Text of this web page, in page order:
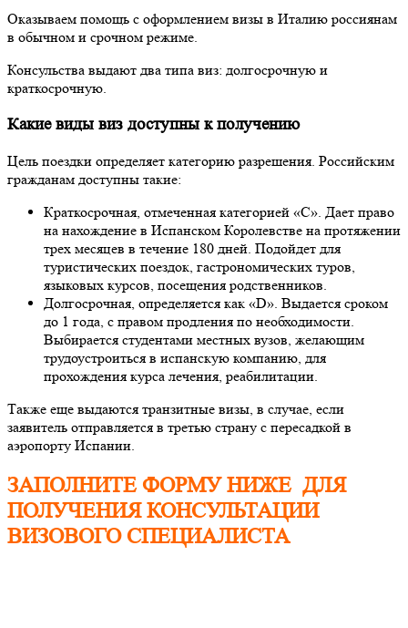
Оказываем помощь с оформлением визы в Италию россиянам
в обычном и срочном режиме.
Консульства выдают два типа виз: долгосрочную и
краткосрочную.
Какие виды виз доступны к получению
Цель поездки определяет категорию разрешения. Российским
гражданам доступны такие:
Краткосрочная, отмеченная категорией «С». Дает право
на нахождение в Испанском Королевстве на протяжении
трех месяцев в течение 180 дней. Подойдет для
туристических поездок, гастрономических туров,
языковых курсов, посещения родственников.
Долгосрочная, определяется как «D». Выдается сроком
до 1 года, с правом продления по необходимости.
Выбирается студентами местных вузов, желающим
трудоустроиться в испанскую компанию, для
прохождения курса лечения, реабилитации.
Также еще выдаются транзитные визы, в случае, если
заявитель отправляется в третью страну с пересадкой в
аэропорту Испании.
ЗАПОЛНИТЕ ФОРМУ НИЖЕ ДЛЯ
ПОЛУЧЕНИЯ КОНСУЛЬТАЦИИ
ВИЗОВОГО СПЕЦИАЛИСТА